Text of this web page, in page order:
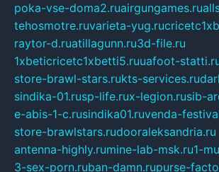
poka-vse-doma2.ruairgungames.ru
tehosmotre.ruvarieta-yug.ru
raytor-d.ruatillagunn.ru3d-file.ru
1xbeticricetc1xbetti5.ruuafoot-
store-brawl-stars.rukts-services.ru
sindika-01.rusp-life.rux-legion.rusib-
e-abis-1-c.rusindika01.ruvenda-
store-brawlstars.rudooraleksandria.ru
antenna-highly.rumine-lab-msk.ru1-
3-sex-porn.ruban-damn.rupurse-